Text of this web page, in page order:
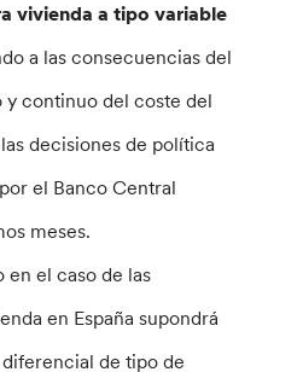
vivienda a tipo variable
a las consecuencias del
continuo del coste del
decisiones de política
el Banco Central
meses.
en el caso de las
en España supondrá
de tipo de